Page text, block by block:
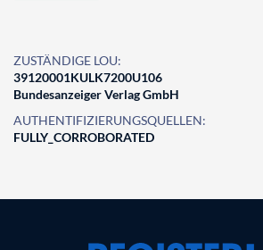
ZUSTÄNDIGE LOU:
39120001KULK7200U106
Bundesanzeiger Verlag GmbH
AUTHENTIFIZIERUNGSQUELLEN:
FULLY_CORROBORATED